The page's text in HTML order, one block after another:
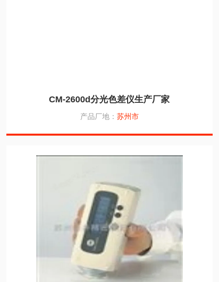
CM-2600d分光色差仪生产厂家
产品厂地： 苏州市